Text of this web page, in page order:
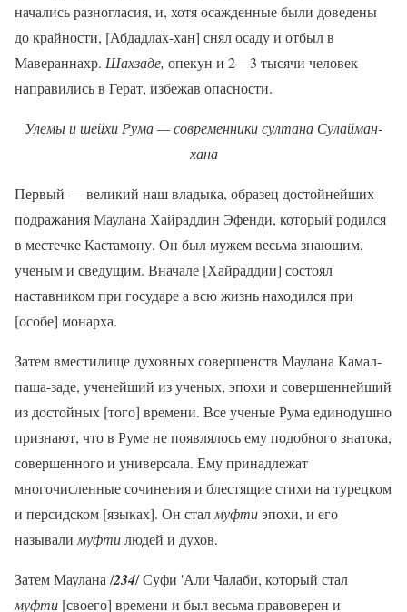
начались разногласия, и, хотя осажденные были доведены
до крайности, [Абдадлах-хан] снял осаду и отбыл в
Мавераннахр. Шахзаде, опекун и 2—3 тысячи человек
направились в Герат, избежав опасности.
Улемы и шейхи Рума — современники султана Сулайман-
хана
Первый — великий наш владыка, образец достойнейших
подражания Маулана Хайраддин Эфенди, который родился
в местечке Кастамону. Он был мужем весьма знающим,
ученым и сведущим. Вначале [Хайраддии] состоял
наставником при государе а всю жизнь находился при
[особе] монарха.
Затем вместилище духовных совершенств Маулана Камал-
паша-заде, ученейший из ученых, эпохи и совершеннейший
из достойных [того] времени. Все ученые Рума единодушно
признают, что в Руме не появлялось ему подобного знатока,
совершенного и универсала. Ему принадлежат
многочисленные сочинения и блестящие стихи на турецком
и персидском [языках]. Он стал муфтиэпохи, и его
называли муфтилюдей и духов.
Затем Маулана /234/ Суфи 'Али Чалаби, который стал
муфти [своего] времени и был весьма правоверен и